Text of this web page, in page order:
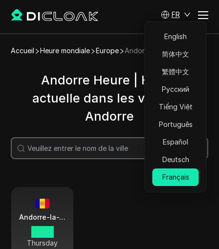
FR
English
简体中文
繁體中文
Русский
Tiếng Việt
Português
Español
Deutsch
Français
Accueil Heure mondiale Europe Andorre
Andorre Heure | Heure
actuelle dans les villes de
Andorre
Recherche
Andorre-la-Vieille
Thursday